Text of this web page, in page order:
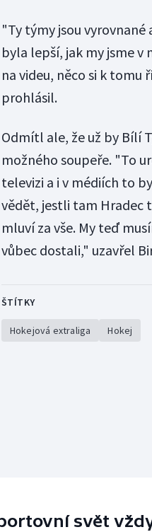
"Ty týmy jsou
byla lepší, jak my jsme v
na videu, něco si k
prohlásil.
Odmítl ale, že už by Bílí
možného soupeře. "To
televizi a i v médiích to
vědět, jestli tam Hradec
mluví za vše. My teď
vůbec dostali," uzavřel
ŠTÍTKY
Hokejová extraliga Hokej
svět